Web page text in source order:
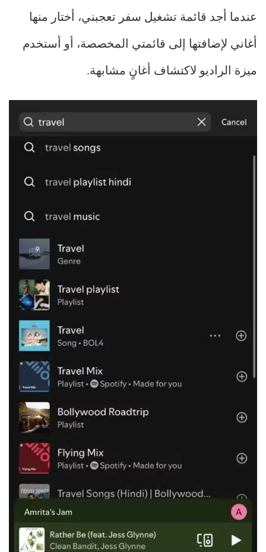
عندما أجد قائمة تشغيل سفر تعجبني، أختار منها
أغاني لإضافتها إلى قائمتي المخصصة، أو أستخدم
ميزة الراديو لاكتشاف أغانٍ مشابهة.